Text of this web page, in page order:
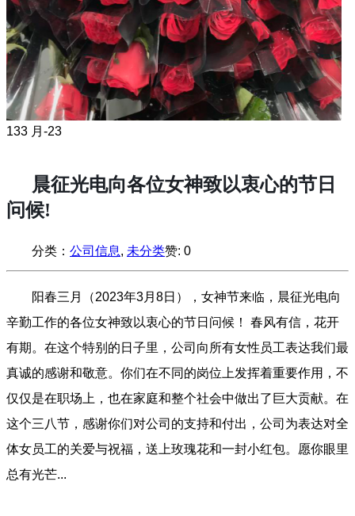
133 月-23
晨征光电向各位女神致以衷心的节日
问候!
分类： 公司信息, 未分类赞: 0
阳春三月（2023年3月8日），女神节来临，晨征光电向
辛勤工作的各位女神致以衷心的节日问候！ 春风有信，花开
有期。在这个特别的日子里，公司向所有女性员工表达我们最
真诚的感谢和敬意。你们在不同的岗位上发挥着重要作用，不
仅仅是在职场上，也在家庭和整个社会中做出了巨大贡献。在
这个三八节，感谢你们对公司的支持和付出，公司为表达对全
体女员工的关爱与祝福，送上玫瑰花和一封小红包。愿你眼里
总有光芒...